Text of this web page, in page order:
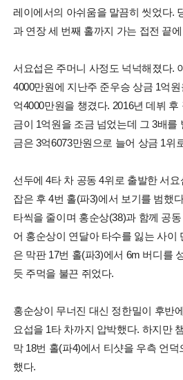
레이에서의 아쉬움을 말끔히 씻었다.
과 연장 세 번째 홀까지 가는 접전 끝
서요섭은 주머니 사정도 넉넉해졌다.
4000만원에 지난주 준우승 상금 1억
억4000만원을 챙겼다. 2016년 데뷔
금이 1억원을 조금 넘었는데 그 3배를
금은 3억6073만원으로 늘어 상금 1위
선두에 4타 차 공동 4위로 출발한 서요
잡은 후 4번 홀(파3)에서 보기를 범했
타씩을 줄이며 홍순상(38)과 함께 공
어 홍순상이 연달아 타수를 잃는 사이
은 막판 17번 홀(파3)에서 6m 버디를
듯 주먹을 불끈 쥐었다.
홍순상이 무너진 대신 정한밀이 후반
요섭을 1타 차까지 압박했다. 하지만
막 18번 홀(파4)에서 티샷을 우측 언
했다.